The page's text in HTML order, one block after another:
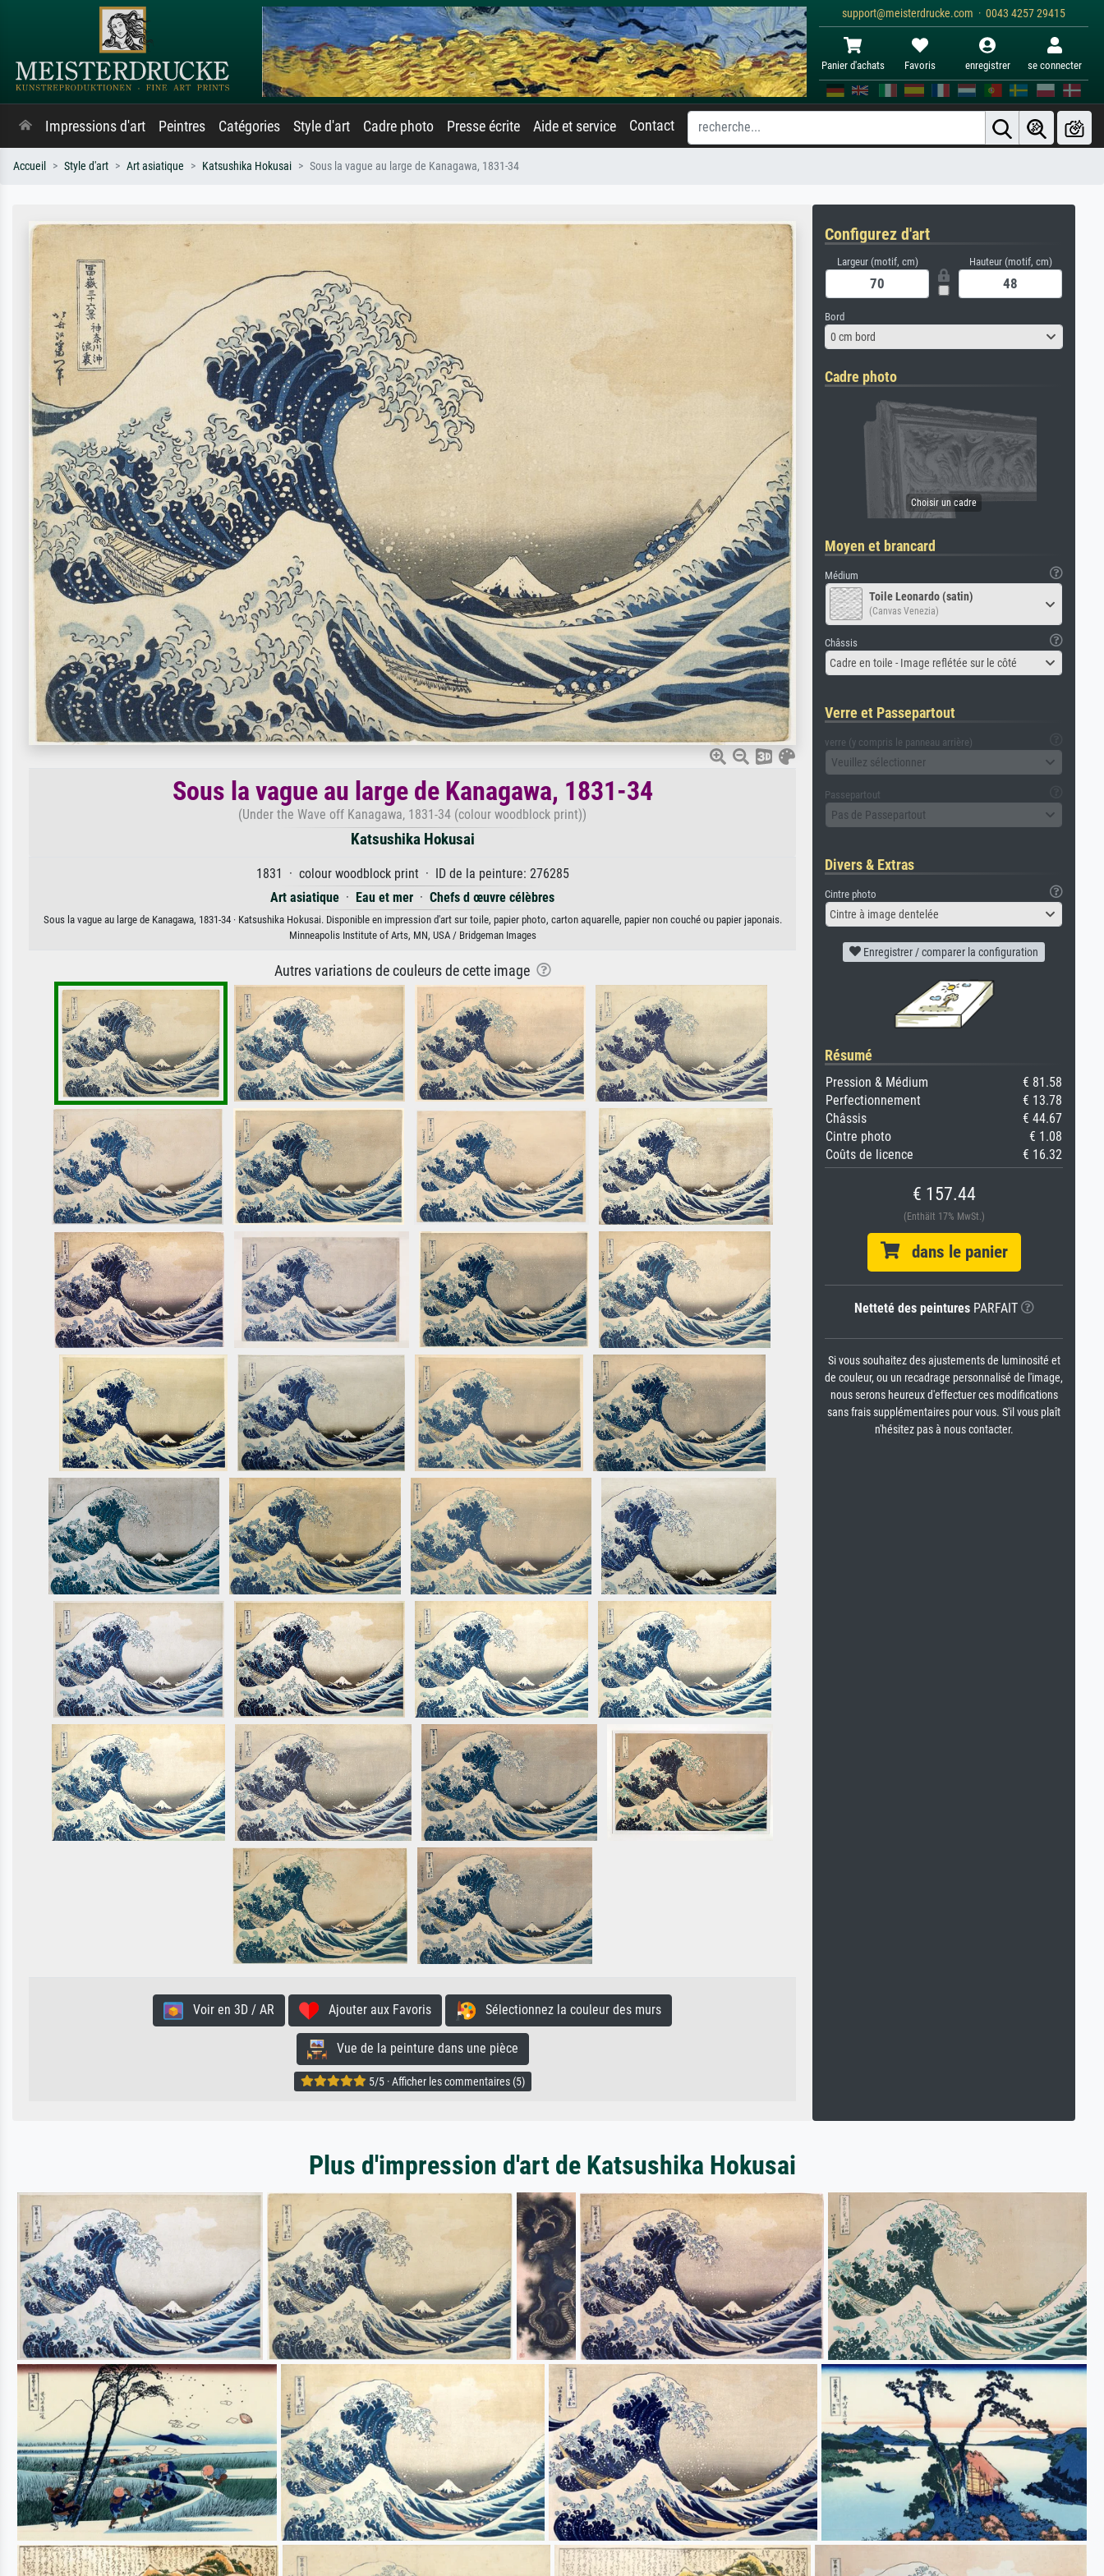
support@meisterdrucke.com · 0043 4257 29415
Panier d'achats Favoris enregistrer se connecter
Impressions d'art Peintres Catégories Style d'art Cadre photo Presse écrite Aide et service Contact
Accueil Style d'art Art asiatique Katsushika Hokusai Sous la vague au large de Kanagawa, 1831-34
Sous la vague au large de Kanagawa, 1831-34
(Under the Wave off Kanagawa, 1831-34 (colour woodblock print))
Katsushika Hokusai
1831 · colour woodblock print · ID de la peinture: 276285
Art asiatique · Eau et mer · Chefs d œuvre célèbres
Sous la vague au large de Kanagawa, 1831-34 · Katsushika Hokusai. Disponible en impression d'art sur toile, papier photo, carton aquarelle, papier non couché ou papier japonais.
Minneapolis Institute of Arts, MN, USA / Bridgeman Images
Autres variations de couleurs de cette image
Voir en 3D / AR Ajouter aux Favoris Sélectionnez la couleur des murs
Vue de la peinture dans une pièce
5/5 · Afficher les commentaires (5)
Configurez d'art
Largeur (motif, cm) Hauteur (motif, cm)
Bord
0 cm bord
Cadre photo
Moyen et brancard
Médium
Toile Leonardo (satin)
(Canvas Venezia)
Châssis
Cadre en toile - Image reflétée sur le côté
Verre et Passepartout
verre (y compris le panneau arrière)
Veuillez sélectionner
Passepartout
Pas de Passepartout
Divers & Extras
Cintre photo
Cintre à image dentelée
Enregistrer / comparer la configuration
Résumé
Pression & Médium
€ 81.58
Perfectionnement
€ 13.78
Châssis
€ 44.67
Cintre photo
€ 1.08
Coûts de licence
€ 16.32
€ 157.44
(Enthält 17% MwSt.)
dans le panier
Netteté des peinturesPARFAIT
Si vous souhaitez des ajustements de luminosité et
de couleur, ou un recadrage personnalisé de l'image,
nous serons heureux d'effectuer ces modifications
sans frais supplémentaires pour vous. S'il vous plaît
n'hésitez pas à nous contacter.
Plus d'impression d'art de Katsushika Hokusai